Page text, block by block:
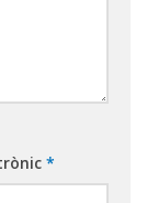
*